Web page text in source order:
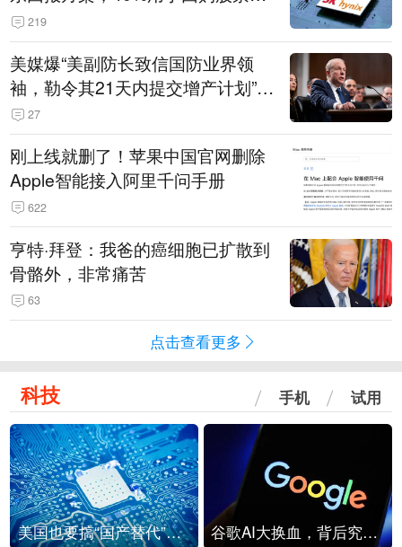
相当于美股发行规模
219
美媒爆“美副防长致信国防业界领
袖，勒令其21天内提交增产计划”，
五角大楼回应
27
刚上线就删了！苹果中国官网删除
Apple智能接入阿里千问手册
622
亨特·拜登：我爸的癌细胞已扩散到
骨骼外，非常痛苦
63
点击查看更多
科技 手机 试用
美国也要搞“国产替代”？先算清三笔账 谷歌AI大换血，背后究竟发生了什么？